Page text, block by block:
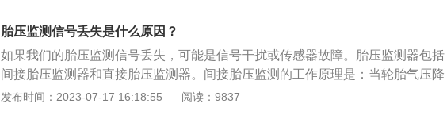
升高的爆胎。缺气行使还会造成轮胎的使用寿命减少，轮胎气压小于标准气压值
30%，轮胎寿命将减少45%。4、轮胎省油：轮胎气压监测系统还可以省油：标
准胎压可以降低汽车油耗，车胎气压不足，油耗上升，实验数据显示，轮胎气压
辆能耗增加的辅助系统。1、间接式轮胎压力监测系统又称为WSBTPMS，WSB
TPMS需要通过汽车的ABS防抱死系统的轮速传感器来比较轮胎之间的转速差
别，以达到监测胎压的目的。ABS通过轮速传感器来确定车轮是否抱死，从而决
定是否启动防抱死系统。当轮胎压力降低时，车辆的重量会使轮胎直径变小，车
速就会产生变化。车速变化就会触发WSB的报警系统，从而提醒车主注意轮胎胎
胎压监测信号丢失是什么原因？
如果我们的胎压监测信号丢失，可能是信号干扰或传感器故障。胎压监测器包括
间接胎压监测器和直接胎压监测器。间接胎压监测的工作原理是：当轮胎气压降
低时，车辆重量会减小车轮的滚动半径，导致其速度比其他车轮快。这样，可以
发布时间：2023-07-17 16:18:55 阅读：9837